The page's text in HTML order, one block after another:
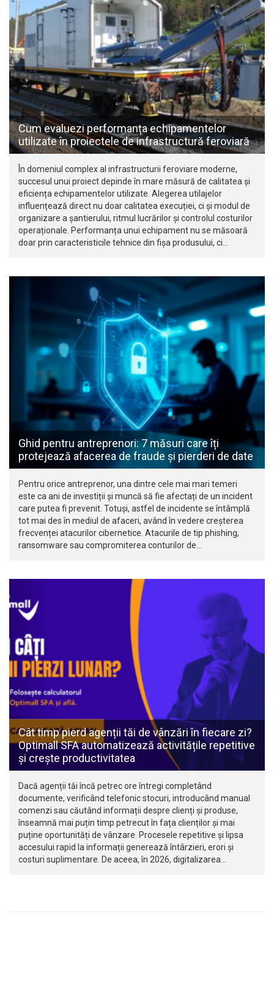
Cum evaluezi performanța echipamentelor
utilizate în proiectele de infrastructură feroviară
În domeniul complex al infrastructurii feroviare moderne,
succesul unui proiect depinde în mare măsură de calitatea și
eficiența echipamentelor utilizate. Alegerea utilajelor
influențează direct nu doar calitatea execuției, ci și modul de
organizare a șantierului, ritmul lucrărilor și controlul costurilor
operaționale. Performanța unui echipament nu se măsoară
doar prin caracteristicile tehnice din fișa produsului, ci…
Ghid pentru antreprenori: 7 măsuri care îți
protejează afacerea de fraude și pierderi de date
Pentru orice antreprenor, una dintre cele mai mari temeri
este ca ani de investiții și muncă să fie afectați de un incident
care putea fi prevenit. Totuși, astfel de incidente se întâmplă
tot mai des în mediul de afaceri, având în vedere creșterea
frecvenței atacurilor cibernetice. Atacurile de tip phishing,
ransomware sau compromiterea conturilor de…
Cât timp pierd agenții tăi de vânzări în fiecare zi?
Optimall SFA automatizează activitățile repetitive
și crește productivitatea
Dacă agenții tăi încă petrec ore întregi completând
documente, verificând telefonic stocuri, introducând manual
comenzi sau căutând informații despre clienți și produse,
înseamnă mai puțin timp petrecut în fața clienților și mai
puține oportunități de vânzare. Procesele repetitive și lipsa
accesului rapid la informații generează întârzieri, erori și
costuri suplimentare. De aceea, în 2026, digitalizarea…